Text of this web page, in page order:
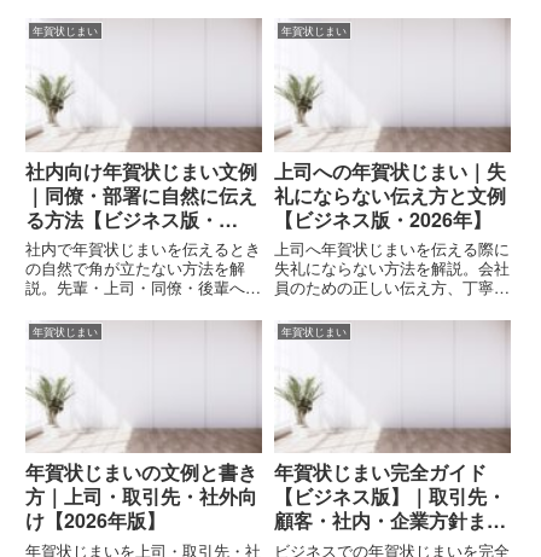
例、寒中見舞いでの案内方法まで
網羅した完全ガイド。
礼にならない対外表現、通知文
例、注意点まで網羅。
年賀状じまい
社内向け年賀状じまい文例
｜同僚・部署に自然に伝え
る方法【ビジネス版・
2026年】
社内で年賀状じまいを伝えるとき
の自然で角が立たない方法を解
説。先輩・上司・同僚・後輩への
期、NG例、丁寧に伝えるコツを
まとめたビジネス用ガイド。
年賀状じまい
上司への年賀状じまい｜失
礼にならない伝え方と文例
【ビジネス版・2026年】
上司へ年賀状じまいを伝える際に
失礼にならない方法を解説。会社
員のための正しい伝え方、丁寧・
例20選、注意点、NG表現、伝え
る時期を網羅した完全ガイド。
年賀状じまい
年賀状じまいの文例と書き
方｜上司・取引先・社外向
け【2026年版】
年賀状じまいを上司・取引先・社
年賀状じまい
年賀状じまい完全ガイド
【ビジネス版】｜取引先・
顧客・社内・企業方針まで
失礼なく対応する方法
ビジネスでの年賀状じまいを完全